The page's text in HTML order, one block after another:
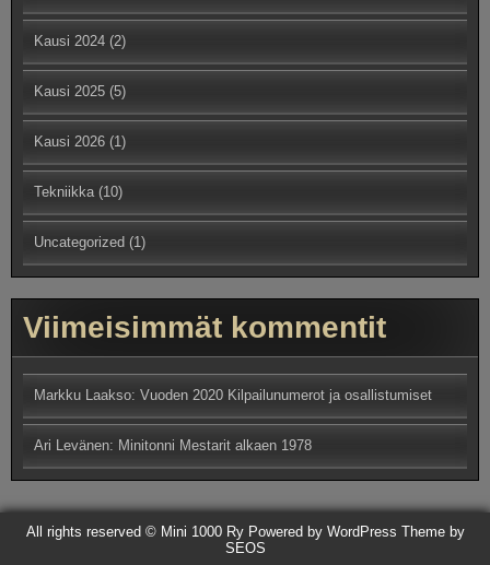
Kausi 2024 (2)
Kausi 2025 (5)
Kausi 2026 (1)
Tekniikka (10)
Uncategorized (1)
Viimeisimmät kommentit
Markku Laakso: Vuoden 2020 Kilpailunumerot ja osallistumiset
Ari Levänen: Minitonni Mestarit alkaen 1978
All rights reserved © Mini 1000 Ry Powered by WordPress Theme by
SEOS